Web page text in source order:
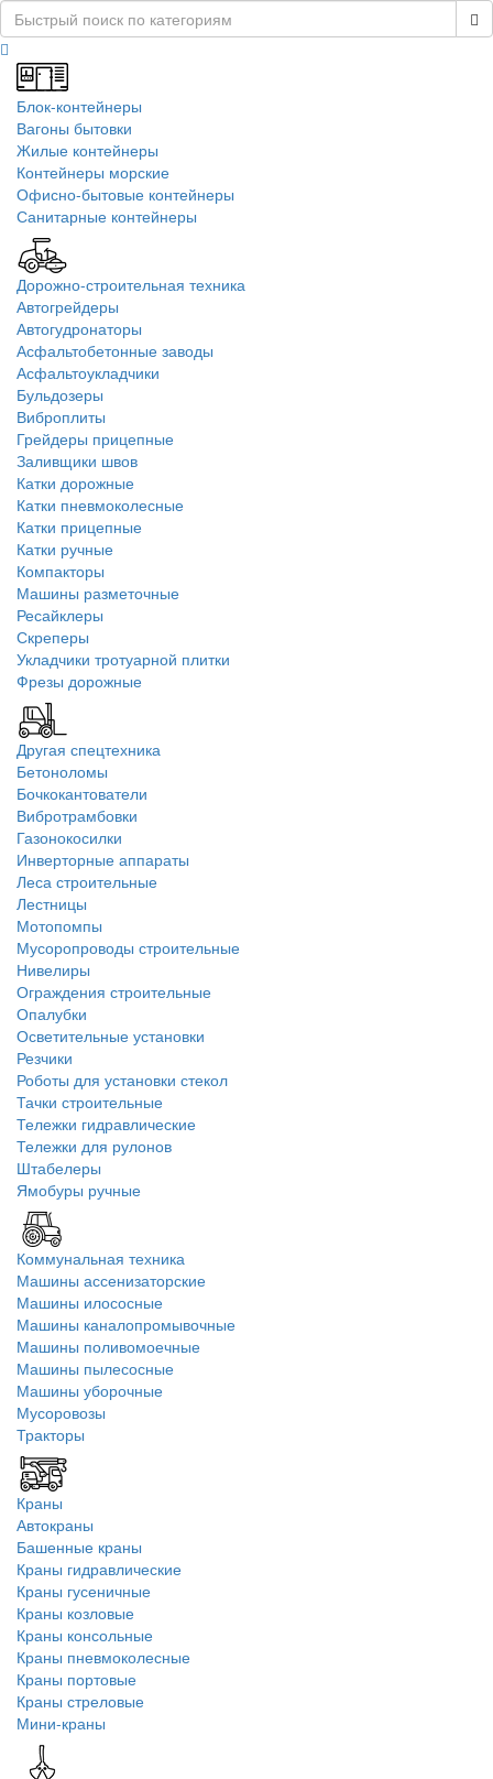
Блок-контейнеры
Вагоны бытовки
Жилые контейнеры
Контейнеры морские
Офисно-бытовые контейнеры
Санитарные контейнеры
Дорожно-строительная техника
Автогрейдеры
Автогудронаторы
Асфальтобетонные заводы
Асфальтоукладчики
Бульдозеры
Виброплиты
Грейдеры прицепные
Заливщики швов
Катки дорожные
Катки пневмоколесные
Катки прицепные
Катки ручные
Компакторы
Машины разметочные
Ресайклеры
Скреперы
Укладчики тротуарной плитки
Фрезы дорожные
Другая спецтехника
Бетоноломы
Бочкокантователи
Вибротрамбовки
Газонокосилки
Инверторные аппараты
Леса строительные
Лестницы
Мотопомпы
Мусоропроводы строительные
Нивелиры
Ограждения строительные
Опалубки
Осветительные установки
Резчики
Роботы для установки стекол
Тачки строительные
Тележки гидравлические
Тележки для рулонов
Штабелеры
Ямобуры ручные
Коммунальная техника
Машины ассенизаторские
Машины илососные
Машины каналопромывочные
Машины поливомоечные
Машины пылесосные
Машины уборочные
Мусоровозы
Тракторы
Краны
Автокраны
Башенные краны
Краны гидравлические
Краны гусеничные
Краны козловые
Краны консольные
Краны пневмоколесные
Краны портовые
Краны стреловые
Мини-краны